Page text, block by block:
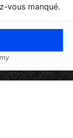
vous manqué.